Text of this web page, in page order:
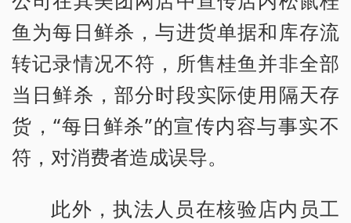
鱼为每日鲜杀，与进货单据和库存流
转记录情况不符，所售桂鱼并非全部
当日鲜杀，部分时段实际使用隔天存
货，“每日鲜杀”的宣传内容与事实不
符，对消费者造成误导。
此外，执法人员在核验店内员工